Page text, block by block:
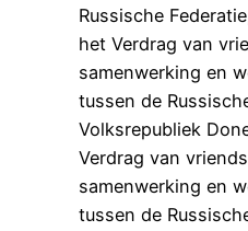
Russische
het Verdrag van
samenwerking en
tussen de
Volksrepubliek
Verdrag van
samenwerking en
tussen de